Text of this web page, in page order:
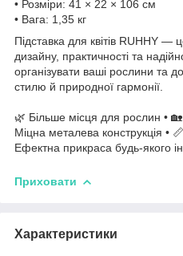
• Розміри: 41 × 22 × 106 см
• Вага: 1,35 кг
Підставка для квітів RUHHY —
дизайну, практичності та
організувати ваші рослини та
стилю й природної гармонії.
🌿 Більше місця для рослин •
Міцна металева конструкція •
Ефектна прикраса будь-якого
Приховати
Характеристики